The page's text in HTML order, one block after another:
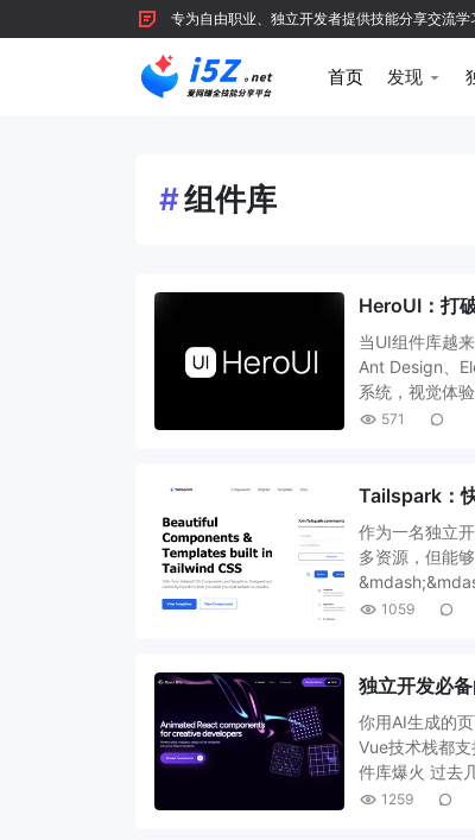
专为自由职业、独立开发者提供技能分享交流
首页 发现
#组件库
HeroUI：打
当UI组件库越
Ant Design、
系统，视觉体
571
Tailspark：
作为一名独立
多资源，但能
1059
独立开发必
你用AI生成的
Vue技术栈都
件库爆火 过去
1259